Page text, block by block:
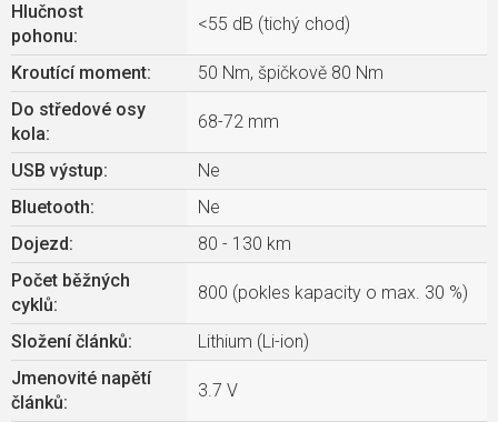
Hlučnost
pohonu:
<55 dB (tichý chod)
Kroutící moment:
50 Nm, špičkově 80 Nm
Do středové osy
kola:
68-72 mm
USB výstup:
Ne
Bluetooth:
Ne
Dojezd:
80 - 130 km
Počet běžných
cyklů:
800 (pokles kapacity o max. 30 %)
Složení článků:
Lithium (Li-ion)
Jmenovité napětí
článků:
3.7 V